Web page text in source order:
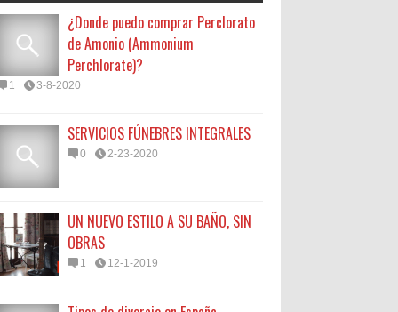
¿Donde puedo comprar Perclorato
de Amonio (Ammonium
Perchlorate)?
1 3-8-2020
SERVICIOS FÚNEBRES INTEGRALES
0 2-23-2020
UN NUEVO ESTILO A SU BAÑO, SIN
OBRAS
1 12-1-2019